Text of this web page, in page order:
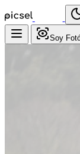
Soy